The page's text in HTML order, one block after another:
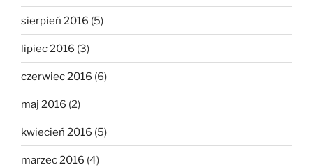
sierpień 2016 (5)
lipiec 2016 (3)
czerwiec 2016 (6)
maj 2016 (2)
kwiecień 2016 (5)
marzec 2016 (4)